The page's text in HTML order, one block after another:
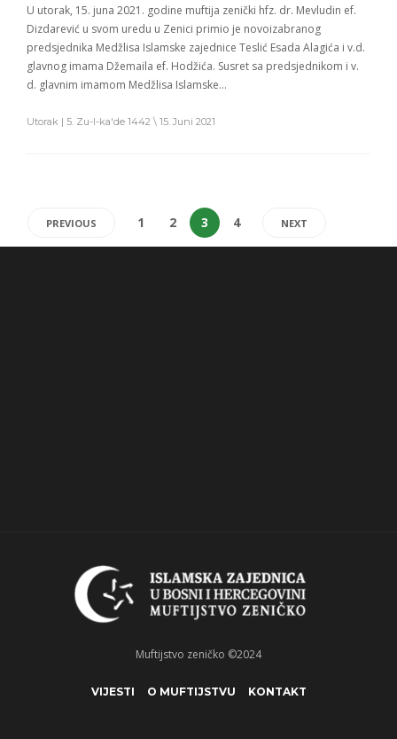
U utorak, 15. juna 2021. godine muftija zenički hfz. dr. Mevludin ef.
Dizdarević u svom uredu u Zenici primio je novoizabranog
predsjednika Medžlisa Islamske zajednice Teslić Esada Alagića i v.d.
glavnog imama Džemaila ef. Hodžića. Susret sa predsjednikom i v.
d. glavnim imamom Medžlisa Islamske…
Utorak | 5. Zu-l-ka'de 1442 \ 15. Juni 2021
PREVIOUS 1 2 3 4 NEXT
Muftijstvo zeničko ©2024
VIJESTI O MUFTIJSTVU KONTAKT